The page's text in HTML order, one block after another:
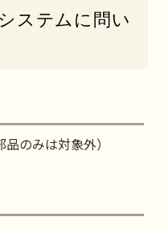
ステムに問い
のみは対象外）